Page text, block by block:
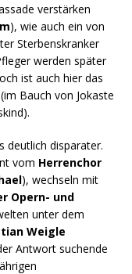
verstärken
), wie auch ein von
Sterbenskranker
werden später
ist auch hier das
Bauch von Jokaste
deutlich disparater.
vom Herrenchor
), wechseln mit
Opern- und
unter dem
Weigle
Antwort suchende